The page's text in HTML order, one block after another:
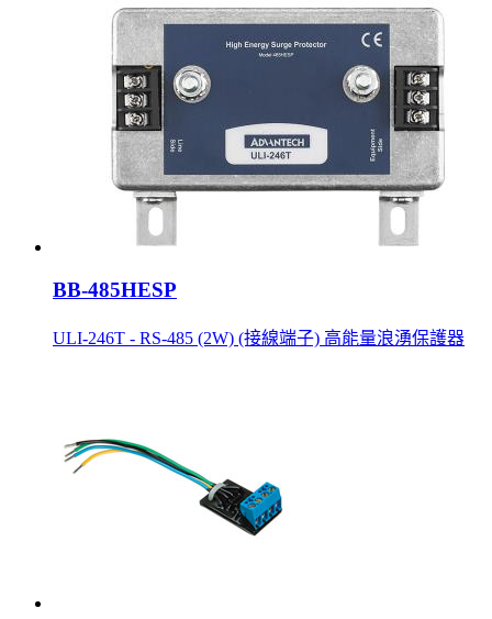
BB-485HESP
ULI-246T - RS-485 (2W) (接線端子) 高能量浪湧保護器